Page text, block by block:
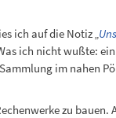
ich auf die Notiz
ich nicht wußte: ein
im nahen
zu bauen.